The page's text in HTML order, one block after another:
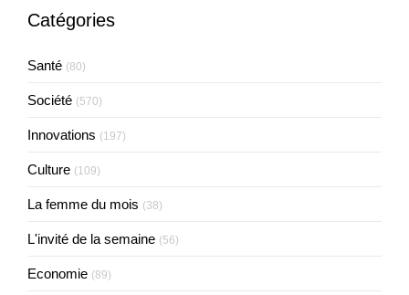
Catégories
Santé (80)
Société (570)
Innovations (197)
Culture (109)
La femme du mois (38)
L'invité de la semaine (56)
Economie (89)